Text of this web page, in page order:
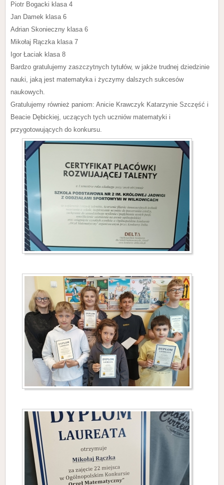
Piotr Bogacki klasa 4
Jan Damek klasa 6
Adrian Skonieczny klasa 6
Mikołaj Rączka klasa 7
Igor Łaciak klasa 8
Bardzo gratulujemy zaszczytnych tytułów, w jakże trudnej dziedzinie
nauki, jaką jest matematyka i życzymy dalszych sukcesów
naukowych.
Gratulujemy również paniom: Anicie Krawczyk Katarzynie Szczęść i
Beacie Dębickiej, uczących tych uczniów matematyki i
przygotowujących do konkursu.